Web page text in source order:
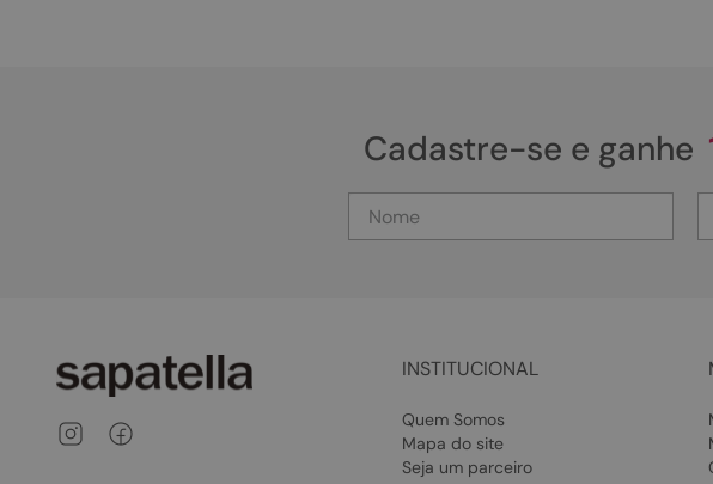
Cadastre-se e ganhe
INSTITUCIONAL
Quem Somos
Mapa do site
Seja um parceiro